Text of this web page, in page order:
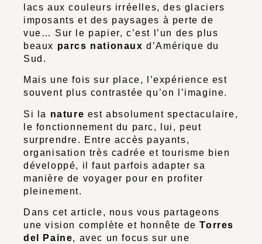
lacs aux couleurs irréelles, des glaciers
imposants et des paysages à perte de
vue… Sur le papier, c’est l’un des plus
beaux parcs nationaux d’Amérique du
Sud.
Mais une fois sur place, l’expérience est
souvent plus contrastée qu’on l’imagine.
Si la nature est absolument spectaculaire,
le fonctionnement du parc, lui, peut
surprendre. Entre accès payants,
organisation très cadrée et tourisme bien
développé, il faut parfois adapter sa
manière de voyager pour en profiter
pleinement.
Dans cet article, nous vous partageons
une vision complète et honnête deTorres
del Paine, avec un focus sur une